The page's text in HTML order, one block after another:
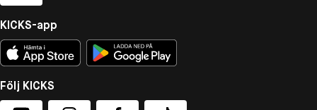
KICKS-app
Följ KICKS